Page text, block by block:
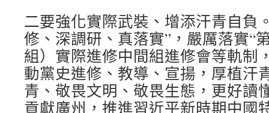
二要強化實際武裝、增添汗青自負
修、深調研、真落實”，嚴厲落實“
組）實際進修中間組進修會等軌制
動黨史進修、教導、宣揚，厚植汗
青、敬畏文明、敬畏生態，更好讀
貢獻廣州，推進習近平新時期中國